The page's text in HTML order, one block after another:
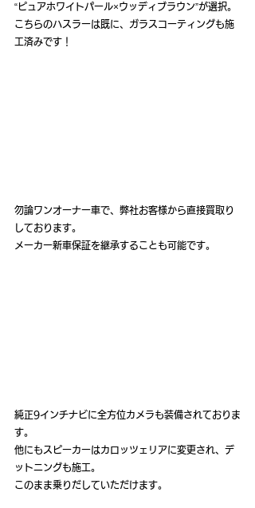
“ピュアホワイトパール×ウッディブラウン”が選択。
こちらのハスラーは既に、ガラスコーティングも施
工済みです！
勿論ワンオーナー車で、弊社お客様から直接買取り
しております。
メーカー新車保証を継承することも可能です。
純正9インチナビに全方位カメラも装備されておりま
す。
他にもスピーカーはカロッツェリアに変更され、デ
ットニングも施工。
このまま乗りだしていただけます。